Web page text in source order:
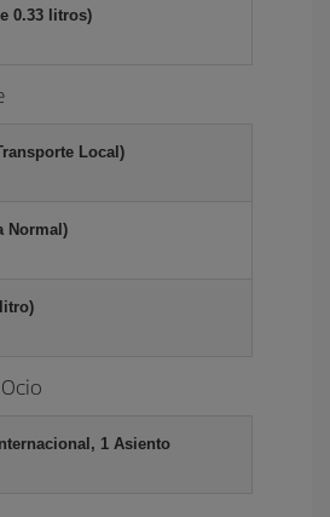
0.33 litros)
Local)
Normal)
1 Asiento